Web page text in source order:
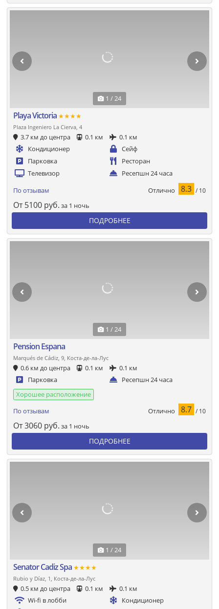
1 / 24
Playa Victoria ★★★★
Plaza Ingeniero La Cierva, 4
3.7 км до центра 0.1 км
0.1 км
Кондиционер
Сейф
Парковка
Ресторан
Телевизор
Ресепшн 24 часа
По отзывам Отлично 8.3 / 10
От 5100 руб. за 1 ночь
ПОДРОБНЕЕ
1 / 24
Pension Espana
Marqués de Cádiz, 9, Коста-де-ла-Лус
0.6 км до центра 0.1 км
0.1 км
Парковка
Ресепшн 24 часа
Хорошее расположение
По отзывам
Отлично 8.7 / 10
От3060 руб. за 1 ночь
ПОДРОБНЕЕ
1 / 24
Senator Cadiz Spa ★★★★
Rubio y Díaz, 1, Коста-де-ла-Лус
0.5 км до центра 0.1 км
0.1 км
Wi-fi в лобби
Кондиционер